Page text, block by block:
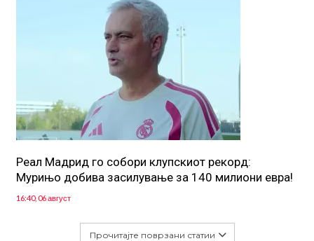
Реал Мадрид го собори клупскиот рекорд:
Мурињо добива засилување за 140 милиони евра!
16:40, 06 август
Прочитајте поврзани статии